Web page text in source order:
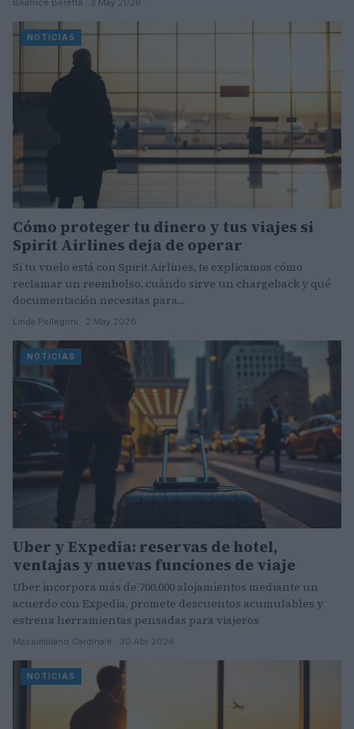
NOTICIAS
Cómo proteger tu dinero y tus viajes si
Spirit Airlines deja de operar
Si tu vuelo está con Spirit Airlines, te explicamos cómo
reclamar un reembolso, cuándo sirve un chargeback y qué
documentación necesitas para…
Linda Pellegrini · 2 May 2026
NOTICIAS
Uber y Expedia: reservas de hotel,
ventajas y nuevas funciones de viaje
Uber incorpora más de 700,000 alojamientos mediante un
acuerdo con Expedia, promete descuentos acumulables y
estrena herramientas pensadas para viajeros
Massimiliano Cardinale · 30 Abr 2026
NOTICIAS